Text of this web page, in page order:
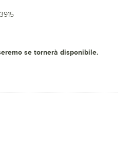
se tornerà disponibile.